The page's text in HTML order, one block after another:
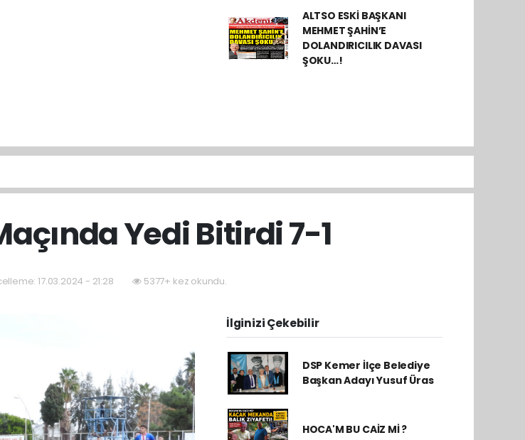
ALTSO ESKİ BAŞKANI
MEHMET ŞAHİN’E
DOLANDIRICILIK DAVASI
ŞOKU…!
Yedi Bitirdi 7-1
17.03.2024 - 21:28 5377+ kez okundu.
İlginizi Çekebilir
DSP Kemer İlçe Belediye
Başkan Adayı Yusuf Üras
HOCA'M BU CAİZ Mİ ?